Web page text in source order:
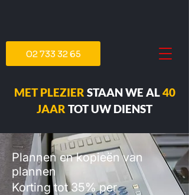
02 733 32 65
MET PLEZIER STAAN WE AL40
JAAR TOT UW DIENST
Plannen en kopieën van
plannen
Korting tot 35% per